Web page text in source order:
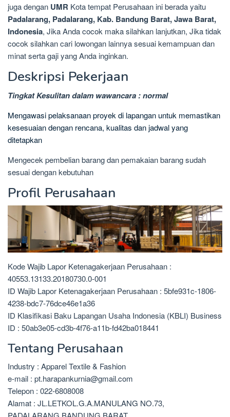
juga dengan UMR Kota tempat Perusahaan ini berada yaitu
Padalarang, Padalarang, Kab. Bandung Barat, Jawa Barat,
Indonesia, Jika Anda cocok maka silahkan lanjutkan, Jika tidak
cocok silahkan cari lowongan lainnya sesuai kemampuan dan
minat serta gaji yang Anda inginkan.
Deskripsi Pekerjaan
Tingkat Kesulitan dalam wawancara : normal
Mengawasi pelaksanaan proyek di lapangan untuk memastikan
kesesuaian dengan rencana, kualitas dan jadwal yang
ditetapkan
Mengecek pembelian barang dan pemakaian barang sudah
sesuai dengan kebutuhan
Profil Perusahaan
Kode Wajib Lapor Ketenagakerjaan Perusahaan :
40553.13133.20180730.0-001
ID Wajib Lapor Ketenagakerjaan Perusahaan : 5bfe931c-1806-
4238-bdc7-76dce46e1a36
ID Klasifikasi Baku Lapangan Usaha Indonesia (KBLI) Business
ID : 50ab3e05-cd3b-4f76-a11b-fd42ba018441
Tentang Perusahaan
Industry : Apparel Textile & Fashion
e-mail : pt.harapankurnia@gmail.com
Telepon : 022-6808008
Alamat : JL.LETKOL.G.A.MANULANG NO.73,